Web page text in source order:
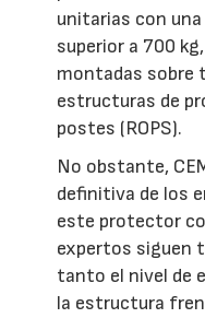
unitarias con
superior a 700
montadas sobre
estructuras de
postes (ROPS).
No obstante,
definitiva de los
este protector
expertos siguen
tanto el nivel de
la estructura